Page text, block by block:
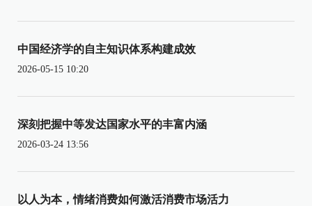
中国经济学的自主知识体系构建成效
2026-05-15 10:20
深刻把握中等发达国家水平的丰富内涵
2026-03-24 13:56
以人为本，情绪消费如何激活消费市场活力